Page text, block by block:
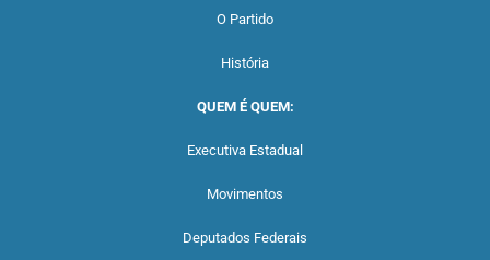
O Partido
História
QUEM É QUEM:
Executiva Estadual
Movimentos
Deputados Federais